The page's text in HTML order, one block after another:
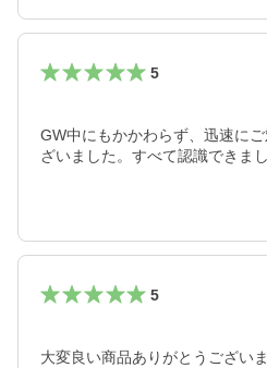
5
GW中にもかかわらず、迅速に
ざいました。すべて認識できまし
5
大変良い商品ありがとうござい